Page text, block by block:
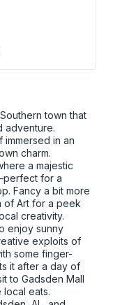
town that
adventure.
in an
charm.
a majestic
for a
Fancy a bit more
of Art for a peek
creativity.
enjoy sunny
exploits of
some finger-
it after a day of
to Gadsden Mall
eats.